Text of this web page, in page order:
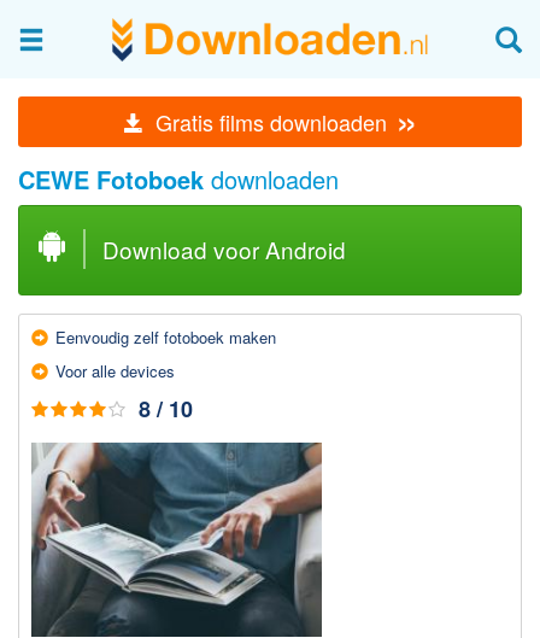
Gratis films downloaden »
Afbeeldingen & fotografie
Beheren en bekijken
Afbeelding & foto bewerken
Foto apps
Screenshots Maken
Audio & Video
Branden en Rippen
Media streamen
Mediaspeler
Opnemen Audio en Video
Video bewerken
Downloaden
BitTorrent Clients
CEWE Fotoboek downloaden
Download voor Android
Eenvoudig zelf fotoboek maken
Voor alle devices
8 / 10